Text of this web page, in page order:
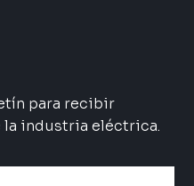
para recibir
industria eléctrica.